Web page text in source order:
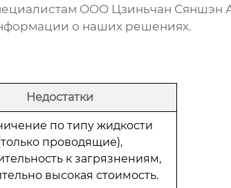
ООО Цзиньчан Сяншэн
о наших решениях.
Недостатки
по типу жидкости
проводящие),
к загрязнениям,
высокая стоимость.